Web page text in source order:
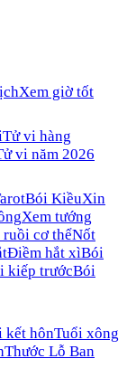
Xem giờ tốt
Tử vi hàng
vi năm 2026
Bói KiềuXin
Xem tướng
ruồi cơ thểNốt
Điềm hắt xìBói
kiếp trướcBói
kết hônTuổi xông
Thước Lỗ Ban